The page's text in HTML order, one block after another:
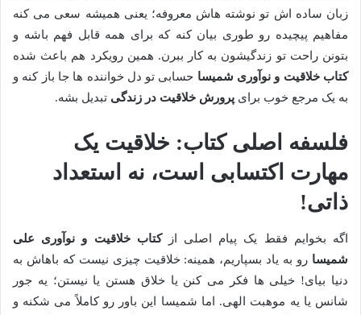
زبان ساده اش تو نوشته هاش معروفه؛ یعنی همیشه سعی می کنه
مفاهیم پیچیده رو طوری بیان کنه که برای همه قابل فهم باشه و
بتونن راحت تو زندگیشون به کار ببرن. همین رویکرد هم باعث شده
کتاب خلاقیت و نوآوری شمیسا حسابی تو دل خواننده ها جا باز کنه و
به یک مرجع خوب برای پرورش خلاقیت در زندگی تبدیل بشه.
فلسفه اصلی کتاب: خلاقیت یک
مهارت اکتسابی است، نه استعداد
ذاتی!
اگه بخوایم فقط یک پیام اصلی ازکتاب خلاقیت و نوآوری علی
شمیسا رو به یاد بسپاریم، همینه: خلاقیت چیزی نیست که باهاش به
دنیا بیای! خیلی ها فکر می کنن یا خلاق هستن یا نیستن؛ یه جور
شانس یا یه موهبت الهی. اما شمیسا این باور رو کاملاً می شکنه و